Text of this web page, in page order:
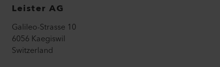
Leister AG
Galileo-Strasse 10
6056 Kaegiswil
Switzerland